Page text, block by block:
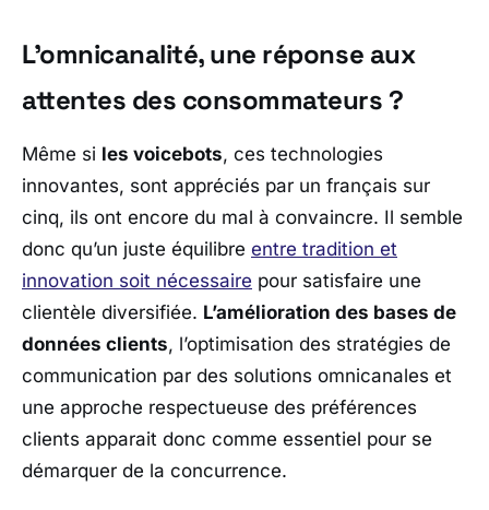
L’omnicanalité, une réponse aux
attentes des consommateurs ?
Même si les voicebots, ces technologies
innovantes, sont appréciés par un français sur
cinq, ils ont encore du mal à convaincre. Il semble
donc qu’un juste équilibre entre tradition et
innovation soit nécessaire pour satisfaire une
clientèle diversifiée. L’amélioration des bases de
données clients, l’optimisation des stratégies de
communication par des solutions omnicanales et
une approche respectueuse des préférences
clients apparait donc comme essentiel pour se
démarquer de la concurrence.